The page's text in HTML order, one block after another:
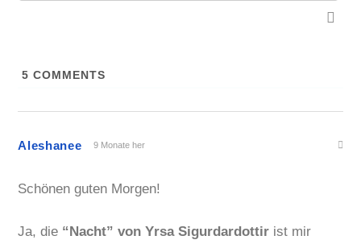
5 COMMENTS
Aleshanee 9 Monate her
Schönen guten Morgen!
Ja, die “Nacht” von Yrsa Sigurdardottir ist mir